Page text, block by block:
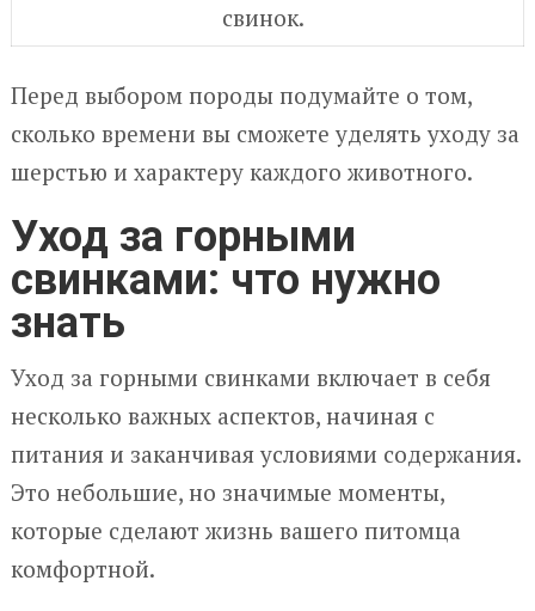
свинок.
Перед выбором породы подумайте о том,
сколько времени вы сможете уделять уходу за
шерстью и характеру каждого животного.
Уход за горными
свинками: что нужно
знать
Уход за горными свинками включает в себя
несколько важных аспектов, начиная с
питания и заканчивая условиями содержания.
Это небольшие, но значимые моменты,
которые сделают жизнь вашего питомца
комфортной.